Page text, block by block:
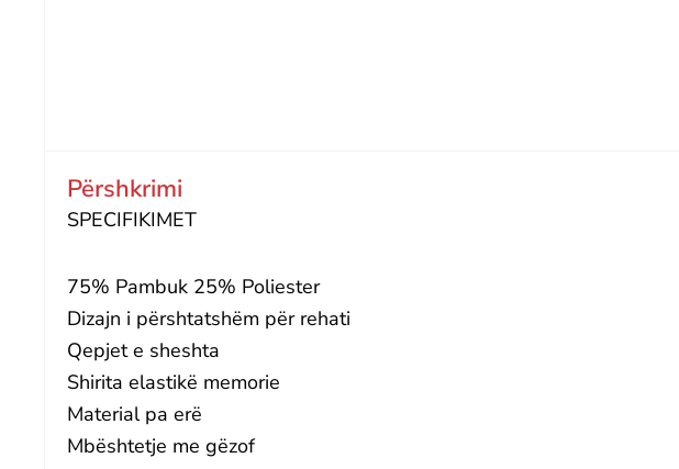
Përshkrimi
SPECIFIKIMET
75% Pambuk 25% Poliester
Dizajn i përshtatshëm për rehati
Qepjet e sheshta
Shirita elastikë memorie
Material pa erë
Mbështetje me gëzof